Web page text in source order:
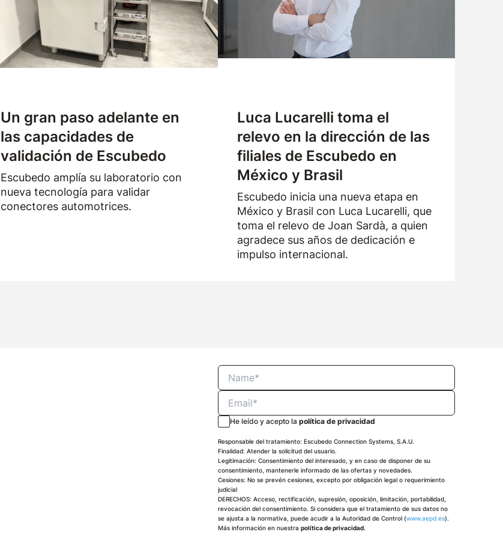
TRABAJA CON NOSOTROS
SOLICITUD DE MUESTRAS
Un gran paso adelante en
las capacidades de
validación de Escubedo
Escubedo amplía su laboratorio con
nueva tecnología para validar
conectores automotrices.
Luca Lucarelli toma el
relevo en la dirección de las
filiales de Escubedo en
México y Brasil
Escubedo inicia una nueva etapa en
México y Brasil con Luca Lucarelli, que
toma el relevo de Joan Sardà, a quien
agradece sus años de dedicación e
impulso internacional.
He leído y acepto lapolítica de privacidad
Responsable del tratamiento: Escubedo Connection Systems, S.A.U.
Finalidad: Atender la solicitud del usuario.
Legitimación: Consentimiento del interesado, y en caso de disponer de su
consentimiento, mantenerle informado de las ofertas y novedades.
Cesiones: No se prevén cesiones, excepto por obligación legal o requerimiento
judicial
DERECHOS: Acceso, rectificación, supresión, oposición, limitación, portabilidad,
revocación del consentimiento. Si considera que el tratamiento de sus datos no
se ajusta a la normativa, puede acudir a la Autoridad de Control (www.aepd.es).
Más información en nuestrapolítica de privacidad.